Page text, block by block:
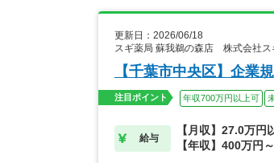
更新日：2026/06/18
スギ薬局 蘇我鵜の森店 株式会社ス
【千葉市中央区】企業
注目ポイント 年収700万円以上可
給与
【月収】27.0万円
【年収】400万円